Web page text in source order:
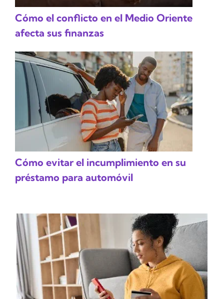
Cómo el conflicto en el Medio Oriente
afecta sus finanzas
Cómo evitar el incumplimiento en su
préstamo para automóvil